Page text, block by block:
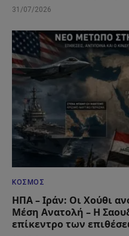
31/07/2026
ΚΌΣΜΟΣ
ΗΠΑ – Ιράν: Οι Χούθι
Μέση Ανατολή – Η
επίκεντρο των